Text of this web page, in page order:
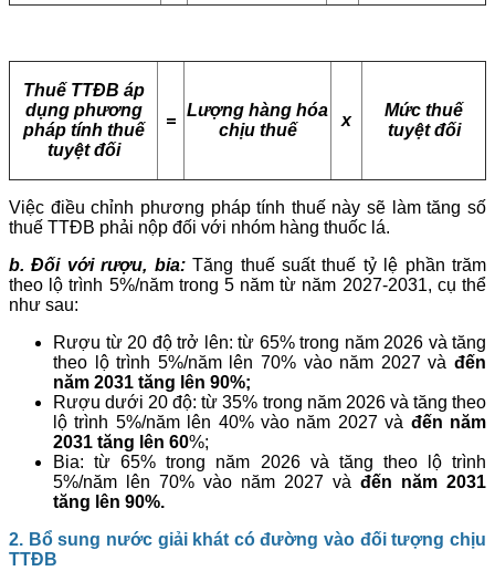
Thuế TTĐB áp
dụng phương
pháp tính thuế
tuyệt đối
=
Lượng hàng hóa
chịu thuế
x
Mức thuế
tuyệt đối
Việc điều chỉnh phương pháp tính thuế này sẽ làm tăng số
thuế TTĐB phải nộp đối với nhóm hàng thuốc lá.
b. Đối với rượu, bia:Tăng thuế suất thuế tỷ lệ phần trăm
theo lộ trình 5%/năm trong 5 năm từ năm 2027-2031, cụ thể
như sau:
Rượu từ 20 độ trở lên: từ 65% trong năm 2026 và tăng
theo lộ trình 5%/năm lên 70% vào năm 2027 và đến
năm 2031 tăng lên 90%;
Rượu dưới 20 độ: từ 35% trong năm 2026 và tăng theo
lộ trình 5%/năm lên 40% vào năm 2027 và đến năm
2031 tăng lên 60%;
Bia: từ 65% trong năm 2026 và tăng theo lộ trình
5%/năm lên 70% vào năm 2027 và đến năm 2031
tăng lên 90%.
2. Bổ sung nước giải khát có đường vào đối tượng chịu
TTĐB